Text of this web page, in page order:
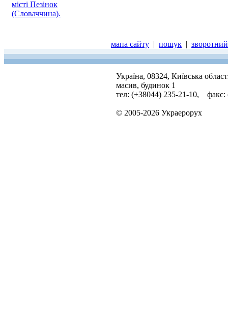
місті Пезінок
(Словаччина).
мапа сайту | пошук |
Україна, 08324, Київська
масив, будинок 1
тел: (+38044) 235-21-10, факс:
© 2005-2026 Украерорух